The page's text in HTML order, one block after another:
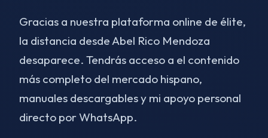
Gracias a nuestra plataforma online de élite,
la distancia desde Abel Rico Mendoza
desaparece. Tendrás acceso a el contenido
más completo del mercado hispano,
manuales descargables y mi apoyo personal
directo por WhatsApp.